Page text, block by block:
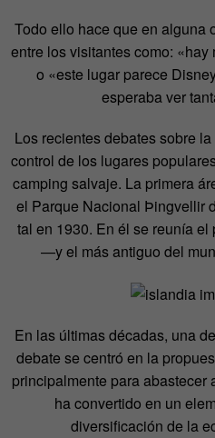
Todo ello hace que en alguna
entre los visitantes como:
o «este lugar parece
esperaba ver
Los recientes debates sobre
control de los lugares
camping salvaje. La primera
el Parque Nacional Þingvellir
tal en 1930. En él se reunía
—y el más antiguo del
En las últimas décadas, una
debate se centró en la
principalmente para abastecer
ha convertido en un
diversificación de la